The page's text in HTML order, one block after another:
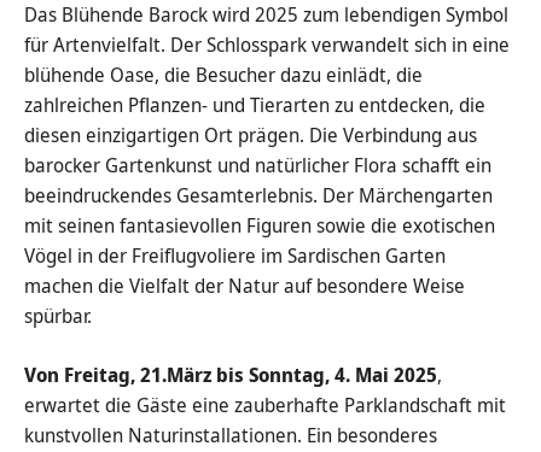
Das Blühende Barock wird 2025 zum lebendigen Symbol
für Artenvielfalt. Der Schlosspark verwandelt sich in eine
blühende Oase, die Besucher dazu einlädt, die
zahlreichen Pflanzen- und Tierarten zu entdecken, die
diesen einzigartigen Ort prägen. Die Verbindung aus
barocker Gartenkunst und natürlicher Flora schafft ein
beeindruckendes Gesamterlebnis. Der Märchengarten
mit seinen fantasievollen Figuren sowie die exotischen
Vögel in der Freiflugvoliere im Sardischen Garten
machen die Vielfalt der Natur auf besondere Weise
spürbar.
Von Freitag, 21.März bis Sonntag, 4. Mai 2025,
erwartet die Gäste eine zauberhafte Parklandschaft mit
kunstvollen Naturinstallationen. Ein besonderes